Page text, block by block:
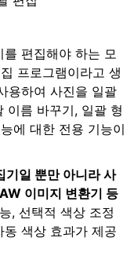
편집해야 하는 모
프로그램이라고 생
용하여 사진을 일괄
이름 바꾸기, 일괄 형
에 대한 전용 기능이
기일 뿐만 아니라 사
이미지 변환기 등
, 선택적 색상 조정
색상 효과가 제공